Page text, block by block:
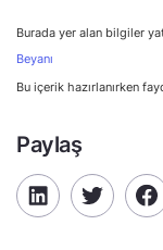
Burada yer alan bilgiler
Beyanı
Bu içerik hazırlanırken
Paylaş